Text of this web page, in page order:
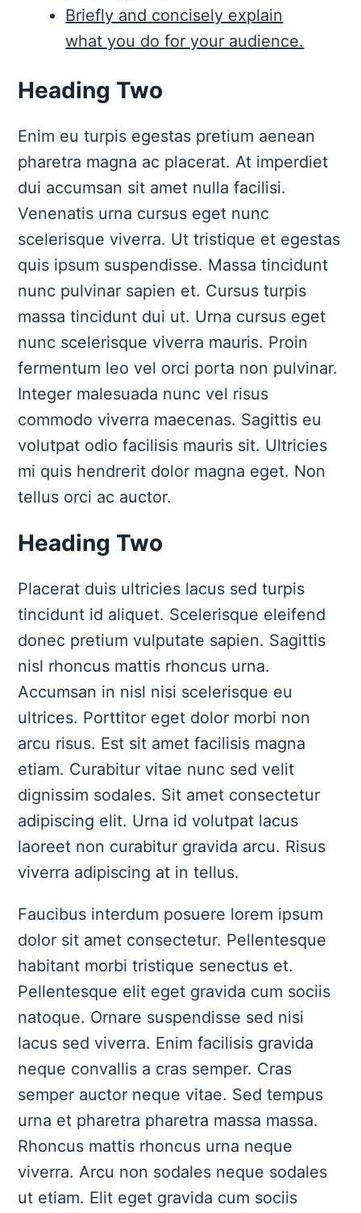
Briefly and concisely explain
what you do for your audience.
Heading Two
Enim eu turpis egestas pretium aenean
pharetra magna ac placerat. At imperdiet
dui accumsan sit amet nulla facilisi.
Venenatis urna cursus eget nunc
scelerisque viverra. Ut tristique et egestas
quis ipsum suspendisse. Massa tincidunt
nunc pulvinar sapien et. Cursus turpis
massa tincidunt dui ut. Urna cursus eget
nunc scelerisque viverra mauris. Proin
fermentum leo vel orci porta non pulvinar.
Integer malesuada nunc vel risus
commodo viverra maecenas. Sagittis eu
volutpat odio facilisis mauris sit. Ultricies
mi quis hendrerit dolor magna eget. Non
tellus orci ac auctor.
Heading Two
Placerat duis ultricies lacus sed turpis
tincidunt id aliquet. Scelerisque eleifend
donec pretium vulputate sapien. Sagittis
nisl rhoncus mattis rhoncus urna.
Accumsan in nisl nisi scelerisque eu
ultrices. Porttitor eget dolor morbi non
arcu risus. Est sit amet facilisis magna
etiam. Curabitur vitae nunc sed velit
dignissim sodales. Sit amet consectetur
adipiscing elit. Urna id volutpat lacus
laoreet non curabitur gravida arcu. Risus
viverra adipiscing at in tellus.
Faucibus interdum posuere lorem ipsum
dolor sit amet consectetur. Pellentesque
habitant morbi tristique senectus et.
Pellentesque elit eget gravida cum sociis
natoque. Ornare suspendisse sed nisi
lacus sed viverra. Enim facilisis gravida
neque convallis a cras semper. Cras
semper auctor neque vitae. Sed tempus
urna et pharetra pharetra massa massa.
Rhoncus mattis rhoncus urna neque
viverra. Arcu non sodales neque sodales
ut etiam. Elit eget gravida cum sociis